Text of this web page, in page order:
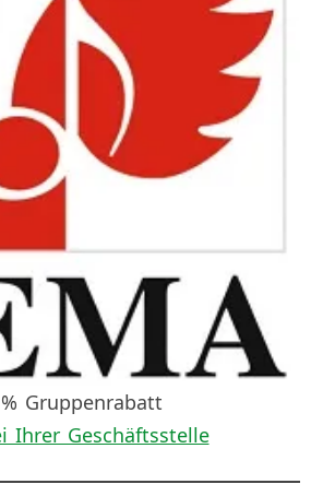
Gruppenrabatt
Ihrer Geschäftsstelle